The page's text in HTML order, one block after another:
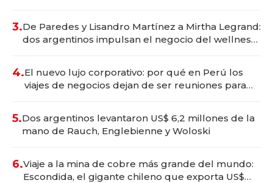
3.De Paredes y Lisandro Martínez a Mirtha Legrand:
dos argentinos impulsan el negocio del wellness
4.El nuevo lujo corporativo: por qué en Perú los
viajes de negocios dejan de ser reuniones para
5.Dos argentinos levantaron US$ 6,2 millones de la
mano de Rauch, Englebienne y Woloski
6.Viaje a la mina de cobre más grande del mundo:
Escondida, el gigante chileno que exporta US$